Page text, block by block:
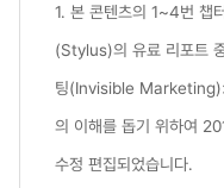
1. 본 콘텐츠의 1~4번 챕
(Stylus)의 유료 리포트
팅(Invisible
의 이해를 돕기 위하여
수정 편집되었습니다.